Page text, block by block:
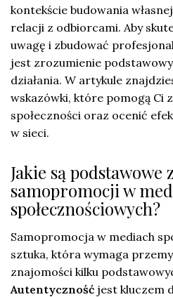
kontekście budowania
relacji z odbiorcami. Aby
uwagę i zbudować
jest zrozumienie
działania. W artykule
wskazówki, które pomogą Ci
społeczności oraz ocenić
w sieci.
Jakie są podstawowe
samopromocji w
społecznościowych?
Samopromocja w mediach
sztuka, która wymaga
znajomości kilku
Autentyczność jest kluczem